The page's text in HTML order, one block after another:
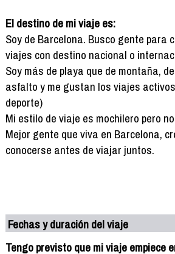
El destino de mi viaje es:
Soy de Barcelona. Busco gente para
viajes con destino nacional o
Soy más de playa que de montaña,
asfalto y me gustan los viajes
deporte)
Mi estilo de viaje es mochilero pero
Mejor gente que viva en Barcelona,
conocerse antes de viajar juntos.
Fechas y duración del viaje
Tengo previsto que mi viaje empiece